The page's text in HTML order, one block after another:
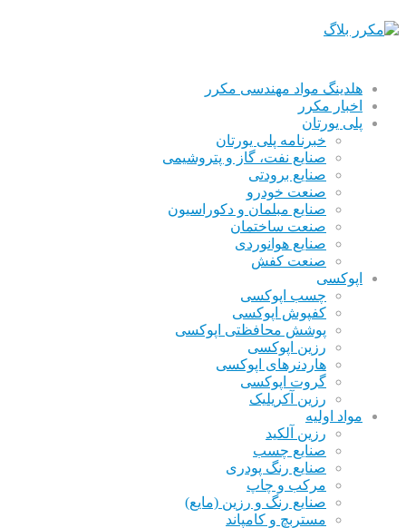
هلدینگ مواد مهندسی مکرر
اخبار مکرر
پلی یورتان
خبرنامه پلی یورتان
صنایع نفت، گاز و پتروشیمی
صنایع برودتی
صنعت خودرو
صنایع مبلمان و دکوراسیون
صنعت ساختمان
صنایع هوانوردی
صنعت کفش
اپوکسی
چسب اپوکسی
کفپوش اپوکسی
پوشش محافظتی اپوکسی
رزین اپوکسی
هاردنرهای اپوکسی
گروت اپوکسی
رزین آکریلیک
مواد اولیه
رزین آلکید
صنایع چسب
صنایع رنگ پودری
مرکب و چاپ
صنایع رنگ و رزین (مایع)
مستربچ و کامپاند